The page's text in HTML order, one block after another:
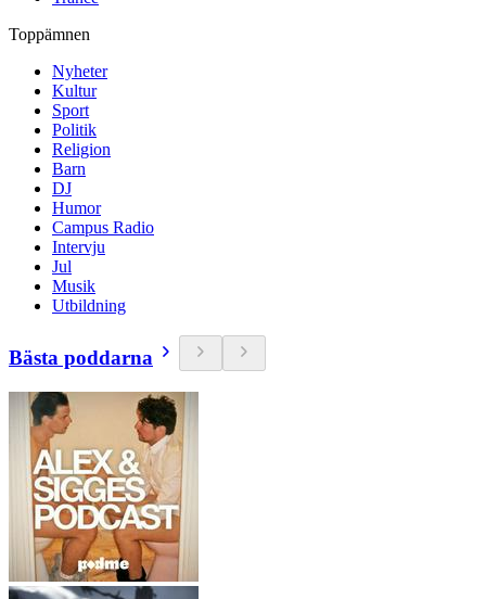
Toppämnen
Nyheter
Kultur
Sport
Politik
Religion
Barn
DJ
Humor
Campus Radio
Intervju
Jul
Musik
Utbildning
Bästa poddarna